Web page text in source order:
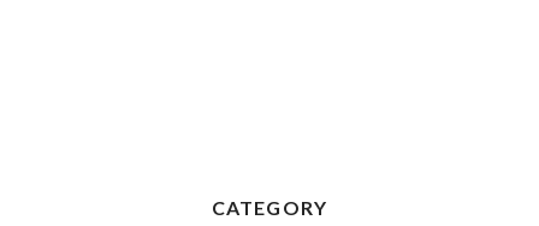
CATEGORY